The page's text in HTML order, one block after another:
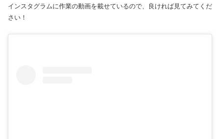
インスタグラムに作業の動画を載せているので、良ければ見てみてくだ
さい！